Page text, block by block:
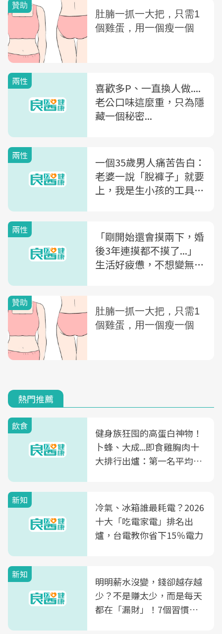
兩性
喜歡多P、一直換人做....
老公口味這麼重，只為隱
藏一個秘密...
兩性
一個35歲男人痛苦告白：
老婆一說「脫褲子」就要
上，我是生小孩的工具
兩性
「剛開始還會摸兩下，婚
後3年連摸都不摸了...」
生活好疲憊，不想變無性
熱門推薦
飲食
健身族狂囤的高蛋白神物！
卜蜂、大成...即食雞胸肉十
大排行出爐：第一名平均一
新知
冷氣、冰箱誰最耗電？2026
十大「吃電家電」排名出
爐，台電教你省下15％電力
新知
明明薪水沒變，錢卻越存越
少？不是賺太少，而是每天
都在「漏財」！7個習慣一